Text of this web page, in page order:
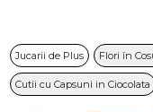
Jucarii de Plus Flori în
Cutii cu Capsuni in Ciocolata